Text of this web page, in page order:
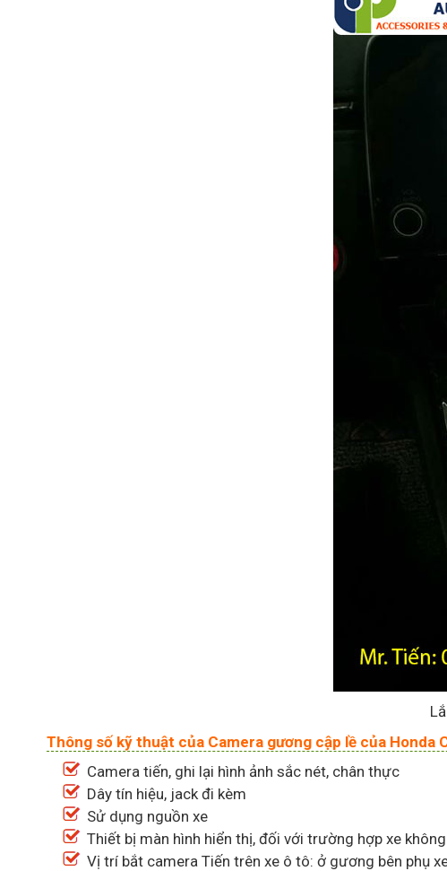
Thông số kỹ thuật của Camera gương cập lề của Honda
Camera tiến, ghi lại hình ảnh sắc nét, chân thực
Dây tín hiệu, jack đi kèm
Sử dụng nguồn xe
Thiết bị màn hình hiển thị, đối với trường hợp xe
Vị trí bắt camera Tiến trên xe ô tô: ở gương bên phụ